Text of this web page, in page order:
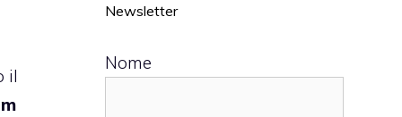
il
Newsletter
Nome